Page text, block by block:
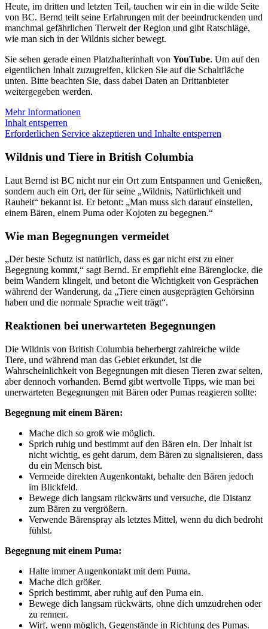
Heute, im dritten und letzten Teil, tauchen wir ein in die wilde Seite
von BC. Bernd teilt seine Erfahrungen mit der beeindruckenden und
manchmal gefährlichen Tierwelt der Region und gibt Ratschläge,
wie man sich in der Wildnis sicher bewegt.
Sie sehen gerade einen Platzhalterinhalt von YouTube. Um auf den
eigentlichen Inhalt zuzugreifen, klicken Sie auf die Schaltfläche
unten. Bitte beachten Sie, dass dabei Daten an Drittanbieter
weitergegeben werden.
Mehr Informationen
Inhalt entsperren
Erforderlichen Service akzeptieren und Inhalte entsperren
Wildnis und Tiere in British Columbia
Laut Bernd ist BC nicht nur ein Ort zum Entspannen und Genießen,
sondern auch ein Ort, der für seine „Wildnis, Natürlichkeit und
Rauheit“ bekannt ist. Er betont: „Man muss sich darauf einstellen,
einem Bären, einem Puma oder Kojoten zu begegnen.“
Wie man Begegnungen vermeidet
„Der beste Schutz ist natürlich, dass es gar nicht erst zu einer
Begegnung kommt,“ sagt Bernd. Er empfiehlt eine Bärenglocke, die
beim Wandern klingelt, und betont die Wichtigkeit von Gesprächen
während der Wanderung, da „Tiere einen ausgeprägten Gehörsinn
haben und die normale Sprache weit trägt“.
Reaktionen bei unerwarteten Begegnungen
Die Wildnis von British Columbia beherbergt zahlreiche wilde
Tiere, und während man das Gebiet erkundet, ist die
Wahrscheinlichkeit von Begegnungen mit diesen Tieren zwar selten,
aber dennoch vorhanden. Bernd gibt wertvolle Tipps, wie man bei
unerwarteten Begegnungen mit Bären oder Pumas reagieren sollte:
Begegnung mit einem Bären:
Mache dich so groß wie möglich.
Sprich ruhig und bestimmt auf den Bären ein. Der Inhalt ist
nicht wichtig, es geht darum, dem Bären zu signalisieren, dass
du ein Mensch bist.
Vermeide direkten Augenkontakt, behalte den Bären jedoch
im Blickfeld.
Bewege dich langsam rückwärts und versuche, die Distanz
zum Bären zu vergrößern.
Verwende Bärenspray als letztes Mittel, wenn du dich bedroht
fühlst.
Begegnung mit einem Puma:
Halte immer Augenkontakt mit dem Puma.
Mache dich größer.
Sprich bestimmt, aber ruhig auf den Puma ein.
Bewege dich langsam rückwärts, ohne dich umzudrehen oder
zu rennen.
Wirf, wenn möglich, Gegenstände in Richtung des Pumas.